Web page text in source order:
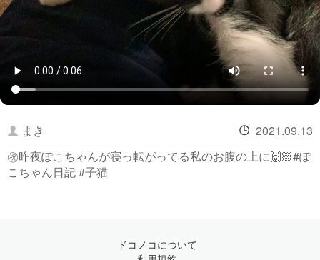
まき
2021.09.13
㊗️昨夜ぽこちゃんが寝っ転がってる私のお腹の上に🙌🏻#ぽ
こちゃん日記 #子猫
ドコノコについて